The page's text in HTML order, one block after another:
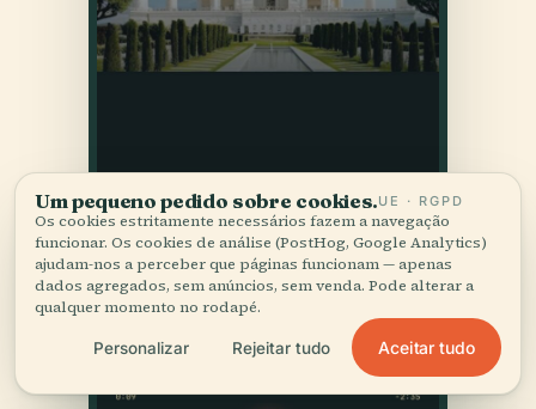
Um pequeno pedido sobre cookies.UE · RGPD
Os cookies estritamente necessários fazem a navegação
funcionar. Os cookies de análise (PostHog, Google Analytics)
ajudam-nos a perceber que páginas funcionam — apenas
dados agregados, sem anúncios, sem venda. Pode alterar a
qualquer momento no rodapé.
Personalizar Rejeitar tudo Aceitar tudo